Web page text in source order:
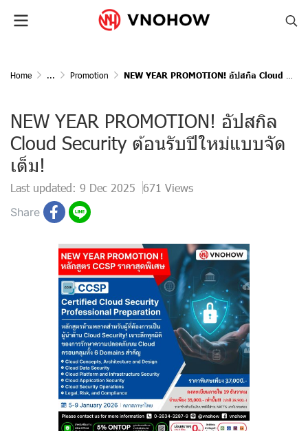
Home ... Promotion NEW YEAR PROMOTION! อัปสกิล Cloud Security ต้อนรับปีใหม่แบบจัดเต็ม!
NEW YEAR PROMOTION! อัปสกิล
Cloud Security ต้อนรับปีใหม่แบบจัด
เต็ม!
Last updated: 9 Dec 2025 671 Views
Share